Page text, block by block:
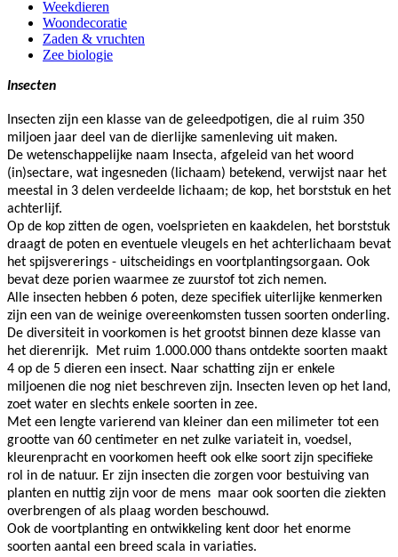
Weekdieren
Woondecoratie
Zaden & vruchten
Zee biologie
Insecten
Insecten zijn een klasse van de geleedpotigen, die al ruim 350
miljoen jaar deel van de dierlijke samenleving uit maken.
De wetenschappelijke naam Insecta, afgeleid van het woord
(in)sectare, wat ingesneden (lichaam) betekend, verwijst naar het
meestal in 3 delen verdeelde lichaam; de kop, het borststuk en het
achterlijf.
Op de kop zitten de ogen, voelsprieten en kaakdelen, het borststuk
draagt de poten en eventuele vleugels en het achterlichaam bevat
het spijsvererings - uitscheidings en voortplantingsorgaan. Ook
bevat deze porien waarmee ze zuurstof tot zich nemen.
Alle insecten hebben 6 poten, deze specifiek uiterlijke kenmerken
zijn een van de weinige overeenkomsten tussen soorten onderling.
De diversiteit in voorkomen is het grootst binnen deze klasse van
het dierenrijk. Met ruim 1.000.000 thans ontdekte soorten maakt
4 op de 5 dieren een insect. Naar schatting zijn er enkele
miljoenen die nog niet beschreven zijn. Insecten leven op het land,
zoet water en slechts enkele soorten in zee.
Met een lengte varierend van kleiner dan een milimeter tot een
grootte van 60 centimeter en net zulke variateit in, voedsel,
kleurenpracht en voorkomen heeft ook elke soort zijn specifieke
rol in de natuur. Er zijn insecten die zorgen voor bestuiving van
planten en nuttig zijn voor de mens maar ook soorten die ziekten
overbrengen of als plaag worden beschouwd.
Ook de voortplanting en ontwikkeling kent door het enorme
soorten aantal een breed scala in variaties.